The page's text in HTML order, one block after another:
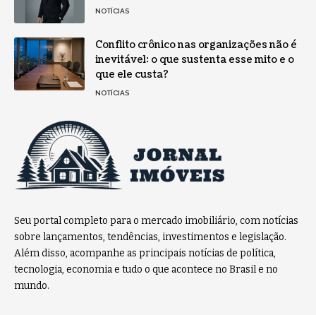
NOTÍCIAS
Conflito crônico nas organizações não é
inevitável: o que sustenta esse mito e o
que ele custa?
NOTÍCIAS
Seu portal completo para o mercado imobiliário, com notícias
sobre lançamentos, tendências, investimentos e legislação.
Além disso, acompanhe as principais notícias de política,
tecnologia, economia e tudo o que acontece no Brasil e no
mundo.